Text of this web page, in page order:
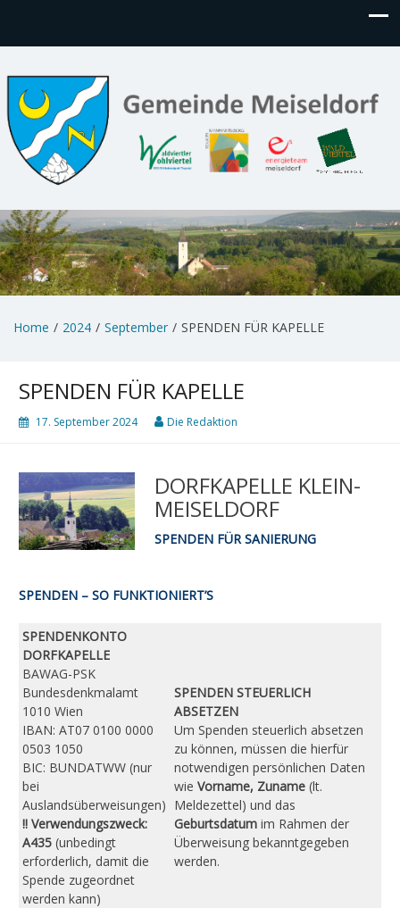
Home 2024 September SPENDEN FÜR KAPELLE
SPENDEN FÜR KAPELLE
17. September 2024 Die Redaktion
DORFKAPELLE KLEIN-
MEISELDORF
SPENDEN FÜR SANIERUNG
SPENDEN – SO FUNKTIONIERT’S
SPENDENKONTO
DORFKAPELLE
BAWAG-PSK
Bundesdenkmalamt
1010 Wien
IBAN: AT07 0100 0000
0503 1050
BIC: BUNDATWW (nur
bei
Auslandsüberweisungen)
!! Verwendungszweck:
A435 (unbedingt
erforderlich, damit die
Spende zugeordnet
werden kann)
SPENDEN STEUERLICH
ABSETZEN
Um Spenden steuerlich absetzen
zu können, müssen die hierfür
notwendigen persönlichen Daten
wieVorname, Zuname (lt.
Meldezettel) und das
Geburtsdatum im Rahmen der
Überweisung bekanntgegeben
werden.